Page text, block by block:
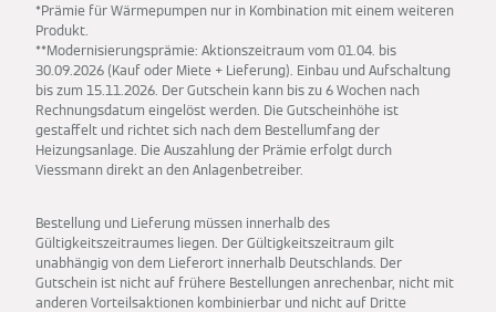
*Prämie für Wärmepumpen nur in Kombination mit einem weiteren
Produkt.
**Modernisierungsprämie: Aktionszeitraum vom 01.04. bis
30.09.2026 (Kauf oder Miete + Lieferung). Einbau und Aufschaltung
bis zum 15.11.2026. Der Gutschein kann bis zu 6 Wochen nach
Rechnungsdatum eingelöst werden. Die Gutscheinhöhe ist
gestaffelt und richtet sich nach dem Bestellumfang der
Heizungsanlage. Die Auszahlung der Prämie erfolgt durch
Viessmann direkt an den Anlagenbetreiber.
Bestellung und Lieferung müssen innerhalb des
Gültigkeitszeitraumes liegen. Der Gültigkeitszeitraum gilt
unabhängig von dem Lieferort innerhalb Deutschlands. Der
Gutschein ist nicht auf frühere Bestellungen anrechenbar, nicht mit
anderen Vorteilsaktionen kombinierbar und nicht auf Dritte